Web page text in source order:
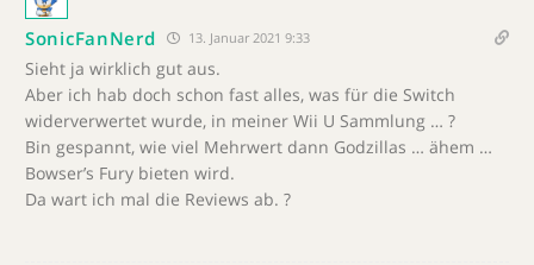
SonicFanNerd 13. Januar 2021 9:33
Sieht ja wirklich gut aus.
Aber ich hab doch schon fast alles, was für die Switch
widerverwertet wurde, in meiner Wii U Sammlung … ?
Bin gespannt, wie viel Mehrwert dann Godzillas … ähem …
Bowser’s Fury bieten wird.
Da wart ich mal die Reviews ab. ?